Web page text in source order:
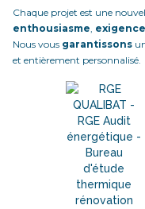
Chaque projet est une
enthousiasme, exigence
Nous vous garantissons
et entièrement personnalisé.